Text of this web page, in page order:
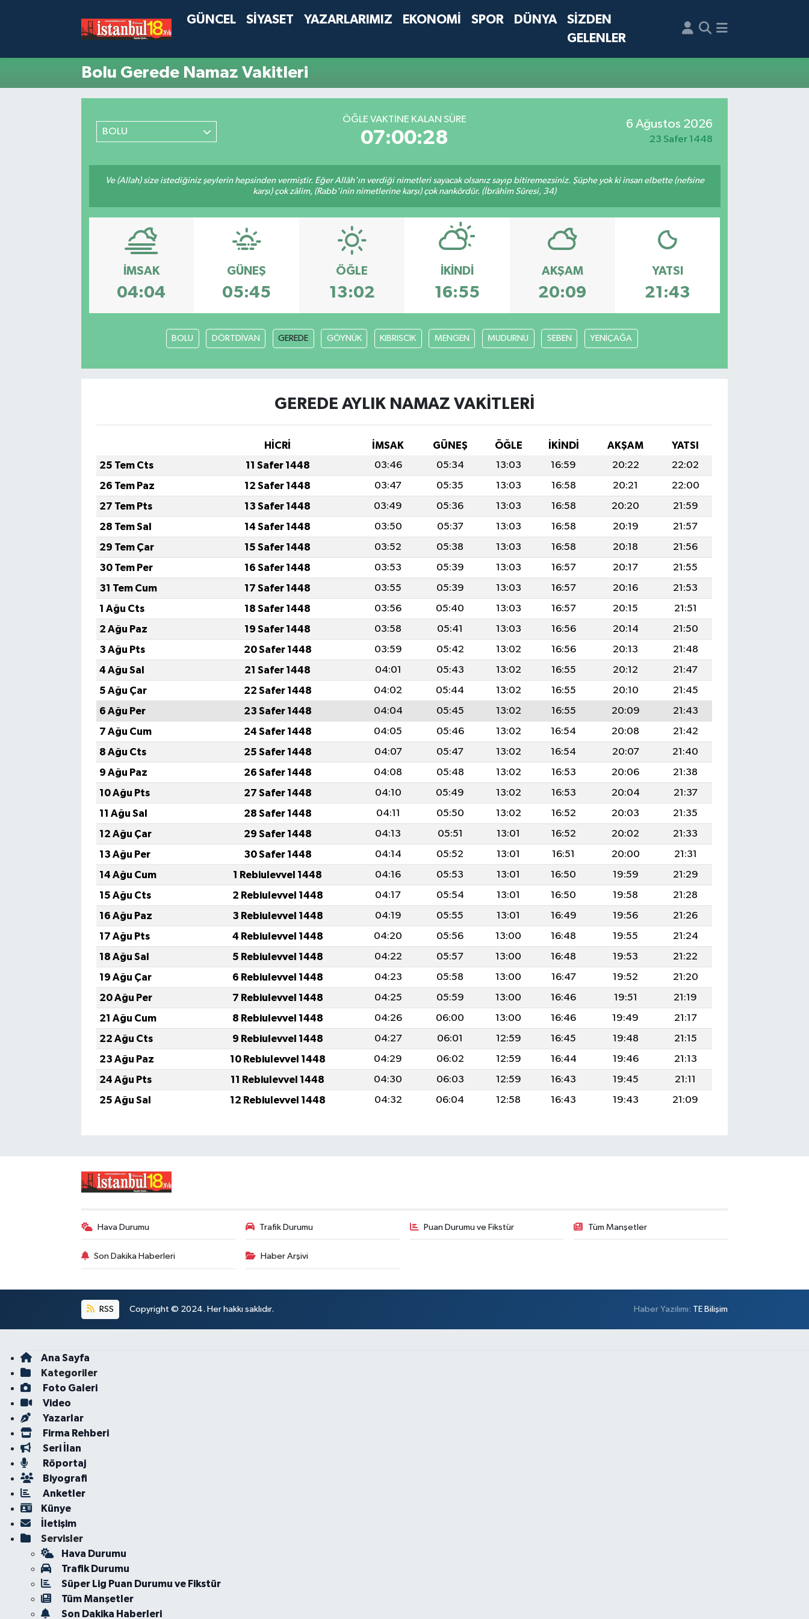
GÜNCEL SİYASET YAZARLARIMIZ EKONOMİ SPOR DÜNYA
SİZDEN
GELENLER
Bolu Gerede Namaz Vakitleri
BOLU
ÖĞLE VAKTINE KALAN SÜRE
07:00:28
6 Ağustos 2026
23 Safer 1448
Ve (Allah) size istediğiniz şeylerin hepsinden vermiştir. Eğer Allâh'ın verdiği nimetleri sayacak olsanız sayıp bitiremezsiniz. Şüphe yok ki insan elbette (nefsine
karşı) çok zâlim, (Rabb'inin nimetlerine karşı) çok nankördür. (İbrâhîm Sûresi, 34)
İMSAK
04:04
GÜNEŞ
05:45
ÖĞLE
13:02
İKINDI
16:55
AKŞAM
20:09
YATSI
21:43
BOLU DÖRTDİVAN GEREDE GÖYNÜK KIBRISCIK MENGEN MUDURNU SEBEN YENİÇAĞA
GEREDE AYLIK NAMAZ VAKITLERI
HİCRİ İMSAK GÜNEŞ ÖĞLE İKINDI AKŞAM
YATSI
25 Tem Cts
11 Safer 1448 03:46 05:34 13:03 16:59 20:22
22:02
26 Tem Paz
12 Safer 1448 03:47 05:35 13:03 16:58 20:21
22:00
27 Tem Pts
13 Safer 1448 03:49 05:36 13:03 16:58 20:20
21:59
28 Tem Sal
14 Safer 1448 03:50 05:37 13:03 16:58 20:19
21:57
29 Tem Çar
15 Safer 1448 03:52 05:38 13:03 16:58 20:18
21:56
30 Tem Per
16 Safer 1448 03:53 05:39 13:03 16:57 20:17
21:55
31 Tem Cum
17 Safer 1448 03:55 05:39 13:03 16:57 20:16
21:53
1 Ağu Cts
18 Safer 1448 03:56 05:40 13:03 16:57 20:15
21:51
2 Ağu Paz
19 Safer 1448 03:58 05:41 13:03 16:56 20:14
21:50
3 Ağu Pts
20 Safer 1448 03:59 05:42 13:02 16:56 20:13
21:48
4 Ağu Sal
21 Safer 1448 04:01 05:43 13:02 16:55 20:12
21:47
5 Ağu Çar
22 Safer 1448 04:02 05:44 13:02 16:55 20:10
21:45
6 Ağu Per
23 Safer 1448 04:04 05:45 13:02 16:55 20:09
21:43
7 Ağu Cum
24 Safer 1448 04:05 05:46 13:02 16:54 20:08
21:42
8 Ağu Cts
25 Safer 1448 04:07 05:47 13:02 16:54 20:07
21:40
9 Ağu Paz
26 Safer 1448 04:08 05:48 13:02 16:53 20:06
21:38
10 Ağu Pts
27 Safer 1448 04:10 05:49 13:02 16:53 20:04
21:37
11 Ağu Sal
28 Safer 1448 04:11 05:50 13:02 16:52 20:03
21:35
12 Ağu Çar
29 Safer 1448 04:13 05:51 13:01 16:52 20:02
21:33
13 Ağu Per
30 Safer 1448 04:14 05:52 13:01 16:51 20:00
21:31
14 Ağu Cum
1 Rebiulevvel 1448 04:16 05:53 13:01 16:50 19:59
21:29
15 Ağu Cts
2 Rebiulevvel 1448 04:17 05:54 13:01 16:50 19:58
21:28
16 Ağu Paz
3 Rebiulevvel 1448 04:19 05:55 13:01 16:49 19:56
21:26
17 Ağu Pts
4 Rebiulevvel 1448 04:20 05:56 13:00 16:48 19:55
21:24
18 Ağu Sal
5 Rebiulevvel 1448 04:22 05:57 13:00 16:48 19:53
21:22
19 Ağu Çar
6 Rebiulevvel 1448 04:23 05:58 13:00 16:47 19:52
21:20
20 Ağu Per
7 Rebiulevvel 1448 04:25 05:59 13:00 16:46 19:51
21:19
21 Ağu Cum
8 Rebiulevvel 1448 04:26 06:00 13:00 16:46 19:49
21:17
22 Ağu Cts
9 Rebiulevvel 1448 04:27 06:01 12:59 16:45 19:48
21:15
23 Ağu Paz
10 Rebiulevvel 1448 04:29 06:02 12:59 16:44 19:46
21:13
24 Ağu Pts
11 Rebiulevvel 1448 04:30 06:03 12:59 16:43 19:45
21:11
25 Ağu Sal
12 Rebiulevvel 1448 04:32 06:04 12:58 16:43 19:43 21:09
Hava Durumu Trafik Durumu Puan Durumu ve Fikstür Tüm Manşetler
Son Dakika Haberleri Haber Arşivi
RSS Copyright © 2024. Her hakkı saklıdır. Haber Yazılımı: TE Bilişim
Ana Sayfa
Kategoriler
Foto Galeri
Video
Yazarlar
Firma Rehberi
Seri İlan
Röportaj
Biyografi
Anketler
Künye
İletişim
Servisler
Hava Durumu
Trafik Durumu
Süper Lig Puan Durumu ve Fikstür
Tüm Manşetler
Son Dakika Haberleri